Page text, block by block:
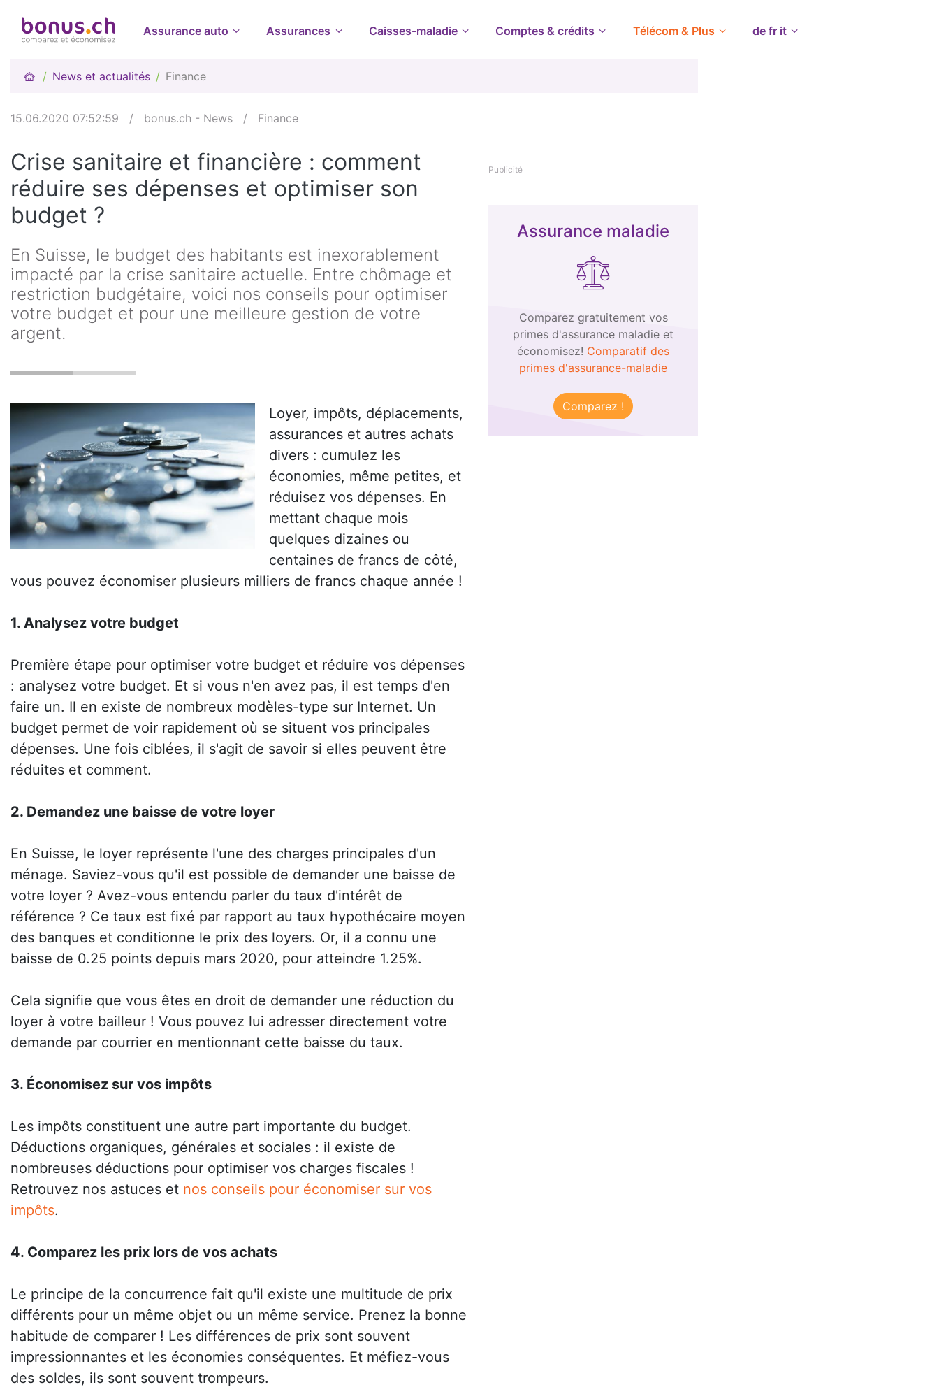
Assurance auto Assurances Caisses-maladie Comptes & crédits Télécom & Plus de fr it
News et actualités Finance
15.06.2020 07:52:59 / bonus.ch - News / Finance
Crise sanitaire et financière : comment
réduire ses dépenses et optimiser son
budget ?
En Suisse, le budget des habitants est inexorablement
impacté par la crise sanitaire actuelle. Entre chômage et
restriction budgétaire, voici nos conseils pour optimiser
votre budget et pour une meilleure gestion de votre
argent.
Loyer, impôts, déplacements,
assurances et autres achats
divers : cumulez les
économies, même petites, et
réduisez vos dépenses. En
mettant chaque mois
quelques dizaines ou
centaines de francs de côté,
vous pouvez économiser plusieurs milliers de francs chaque année !
1. Analysez votre budget
Première étape pour optimiser votre budget et réduire vos dépenses
: analysez votre budget. Et si vous n'en avez pas, il est temps d'en
faire un. Il en existe de nombreux modèles-type sur Internet. Un
budget permet de voir rapidement où se situent vos principales
dépenses. Une fois ciblées, il s'agit de savoir si elles peuvent être
réduites et comment.
2. Demandez une baisse de votre loyer
En Suisse, le loyer représente l'une des charges principales d'un
ménage. Saviez-vous qu'il est possible de demander une baisse de
votre loyer ? Avez-vous entendu parler du taux d'intérêt de
référence ? Ce taux est fixé par rapport au taux hypothécaire moyen
des banques et conditionne le prix des loyers. Or, il a connu une
baisse de 0.25 points depuis mars 2020, pour atteindre 1.25%.
Cela signifie que vous êtes en droit de demander une réduction du
loyer à votre bailleur ! Vous pouvez lui adresser directement votre
demande par courrier en mentionnant cette baisse du taux.
3. Économisez sur vos impôts
Les impôts constituent une autre part importante du budget.
Déductions organiques, générales et sociales : il existe de
nombreuses déductions pour optimiser vos charges fiscales !
Retrouvez nos astuces et nos conseils pour économiser sur vos
impôts.
4. Comparez les prix lors de vos achats
Le principe de la concurrence fait qu'il existe une multitude de prix
différents pour un même objet ou un même service. Prenez la bonne
habitude de comparer ! Les différences de prix sont souvent
impressionnantes et les économies conséquentes. Et méfiez-vous
des soldes, ils sont souvent trompeurs.
Publicité
Assurance maladie
Comparez gratuitement vos
primes d'assurance maladie et
économisez! Comparatif des
primes d'assurance-maladie
Comparez !